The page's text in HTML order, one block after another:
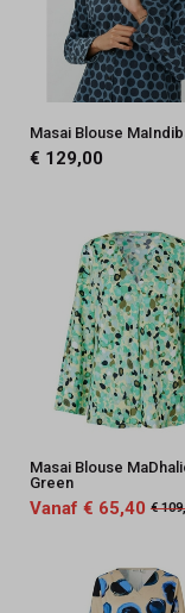
Masai Blouse
€ 129,00
Masai Blouse
Green
Vanaf € 65,40 €